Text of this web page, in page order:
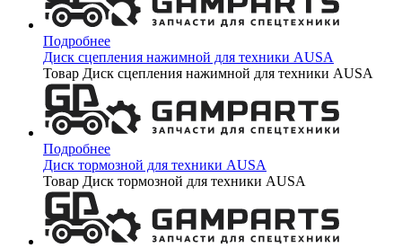
Подробнее
Диск сцепления нажимной для техники AUSA
Товар Диск сцепления нажимной для техники AUSA
Подробнее
Диск тормозной для техники AUSA
Товар Диск тормозной для техники AUSA